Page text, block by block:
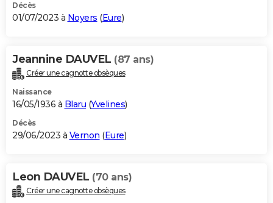
Décès
01/07/2023 à Noyers (Eure)
Jeannine DAUVEL (87 ans)
Créer une cagnotte obsèques
Naissance
16/05/1936 à Blaru (Yvelines)
Décès
29/06/2023 à Vernon (Eure)
Leon DAUVEL (70 ans)
Créer une cagnotte obsèques